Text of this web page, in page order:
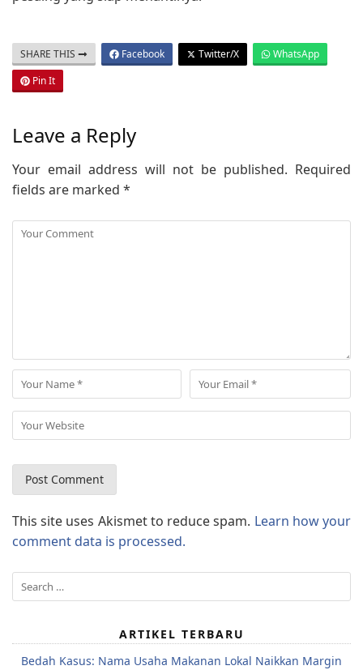
SHARE THIS Facebook Twitter/X
WhatsApp
Pin It
Leave a Reply
Your email address will not be published. Required
fields are marked *
This site uses Akismet to reduce spam. Learn how your
comment data is processed.
Search
for:
ARTIKEL TERBARU
Bedah Kasus: Nama Usaha Makanan Lokal Naikkan Margin